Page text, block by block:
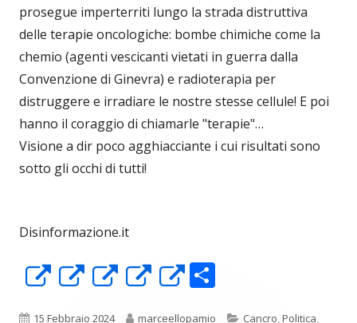
prosegue imperterriti lungo la strada distruttiva
delle terapie oncologiche: bombe chimiche come la
chemio (agenti vescicanti vietati in guerra dalla
Convenzione di Ginevra) e radioterapia per
distruggere e irradiare le nostre stesse cellule! E poi
hanno il coraggio di chiamarle "terapie"…
Visione a dir poco agghiacciante i cui risultati sono
sotto gli occhi di tutti!
Disinformazione.it
ApreApreApreApre
Apre
Pubblicato
15 Febbraio 2024 Autore
marceellopamio Categorie
Cancro,Politica,